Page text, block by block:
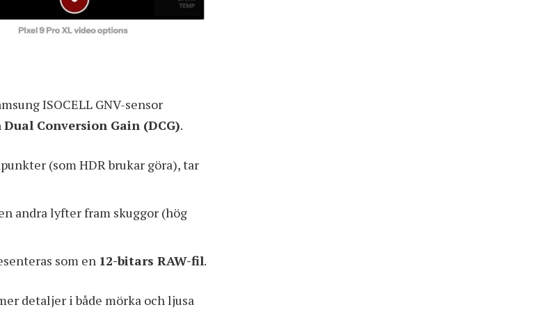
ISOCELL GNV-sensor
Dual Conversion Gain (DCG).
(som HDR brukar göra), tar
andra lyfter fram skuggor (hög
som en 12-bitars RAW-fil.
detaljer i både mörka och ljusa